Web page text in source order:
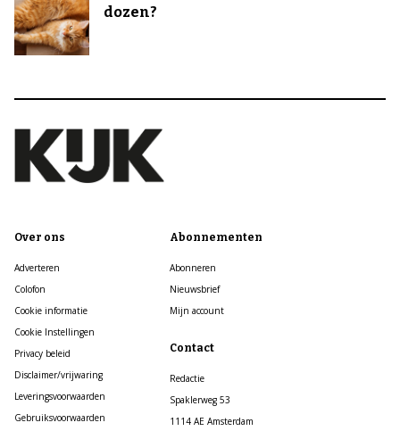
dozen?
Over ons
Adverteren
Colofon
Cookie informatie
Cookie Instellingen
Privacy beleid
Disclaimer/vrijwaring
Leveringsvoorwaarden
Gebruiksvoorwaarden
Abonnementen
Abonneren
Nieuwsbrief
Mijn account
Contact
Redactie
Spaklerweg 53
1114 AE Amsterdam